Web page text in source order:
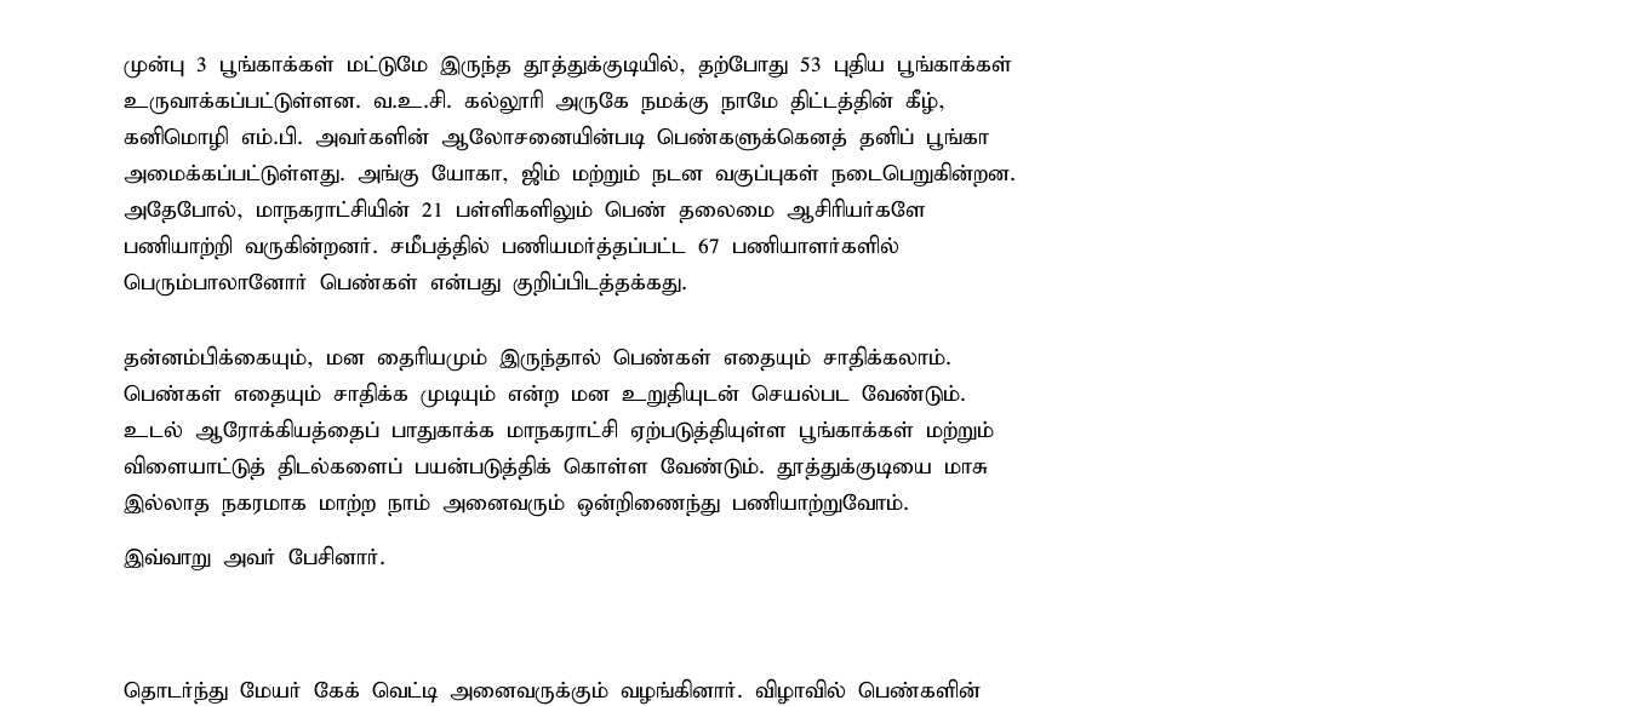
முன்பு 3 பூங்காக்கள் மட்டுமே இருந்த தூத்துக்குடியில், தற்போது 53 புதிய பூங்காக்கள்
உருவாக்கப்பட்டுள்ளன. வ.உ.சி. கல்லூரி அருகே நமக்கு நாமே திட்டத்தின் கீழ்,
கனிமொழி எம்.பி. அவர்களின் ஆலோசனையின்படி பெண்களுக்கெனத் தனிப் பூங்கா
அமைக்கப்பட்டுள்ளது. அங்கு யோகா, ஜிம் மற்றும் நடன வகுப்புகள் நடைபெறுகின்றன.
அதேபோல், மாநகராட்சியின் 21 பள்ளிகளிலும் பெண் தலைமை ஆசிரியர்களே
பணியாற்றி வருகின்றனர். சமீபத்தில் பணியமர்த்தப்பட்ட 67 பணியாளர்களில்
பெரும்பாலானோர் பெண்கள் என்பது குறிப்பிடத்தக்கது.
தன்னம்பிக்கையும், மன தைரியமும் இருந்தால் பெண்கள் எதையும் சாதிக்கலாம்.
பெண்கள் எதையும் சாதிக்க முடியும் என்ற மன உறுதியுடன் செயல்பட வேண்டும்.
உடல் ஆரோக்கியத்தைப் பாதுகாக்க மாநகராட்சி ஏற்படுத்தியுள்ள பூங்காக்கள் மற்றும்
விளையாட்டுத் திடல்களைப் பயன்படுத்திக் கொள்ள வேண்டும். தூத்துக்குடியை மாசு
இல்லாத நகரமாக மாற்ற நாம் அனைவரும் ஒன்றிணைந்து பணியாற்றுவோம்.
இவ்வாறு அவர் பேசினார்.
தொடர்ந்து மேயர் கேக் வெட்டி அனைவருக்கும் வழங்கினார். விழாவில் பெண்களின்